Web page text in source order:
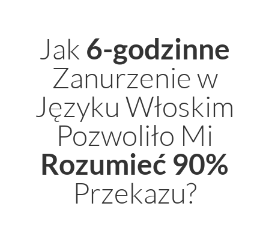
Jak 6-godzinne
Zanurzenie w
Języku Włoskim
Pozwoliło Mi
Rozumieć 90%
Przekazu?